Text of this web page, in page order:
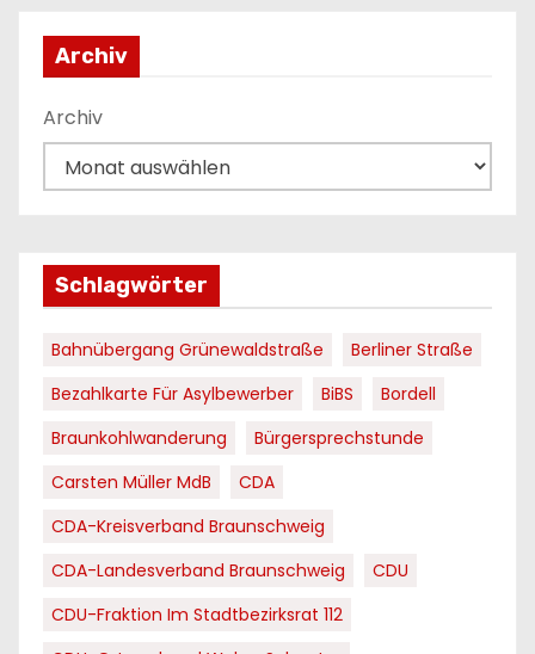
Archiv
Archiv
Schlagwörter
Bahnübergang Grünewaldstraße
Berliner Straße
Bezahlkarte Für Asylbewerber
BiBS
Bordell
Braunkohlwanderung
Bürgersprechstunde
Carsten Müller MdB
CDA
CDA-Kreisverband Braunschweig
CDA-Landesverband Braunschweig
CDU
CDU-Fraktion Im Stadtbezirksrat 112